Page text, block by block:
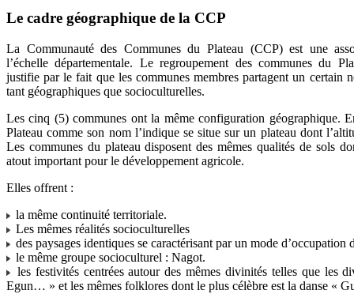
Le cadre géographique de la CCP
La Communauté des Communes du Plateau (CCP) est une
l’échelle départementale. Le regroupement des communes du
justifie par le fait que les communes membres partagent un certain
tant géographiques que socioculturelles.
Les cinq (5) communes ont la même configuration géographique.
Plateau comme son nom l’indique se situe sur un plateau dont
Les communes du plateau disposent des mêmes qualités de sols
atout important pour le développement agricole.
Elles offrent :
la même continuité territoriale.
Les mêmes réalités socioculturelles
des paysages identiques se caractérisant par un mode d’occupation
le même groupe socioculturel : Nagot.
les festivités centrées autour des mêmes divinités telles que les
Egun… » et les mêmes folklores dont le plus célèbre est la danse «